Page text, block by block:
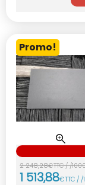
Promo!
2 248,28€TTC / /
1 513,88€TTC / /